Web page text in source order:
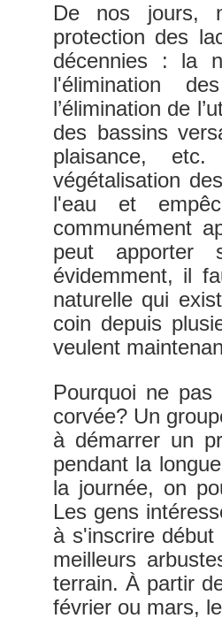
De nos jours,
protection des
décennies : la
l'élimination
l’élimination de
des bassins
plaisance,
végétalisation
l'eau et
communément
peut apporter
évidemment, il
naturelle qui
coin depuis
veulent
Pourquoi ne
corvée? Un
à démarrer un
pendant la
la journée, on
Les gens
à s'inscrire
meilleurs
terrain. À partir
février ou mars,